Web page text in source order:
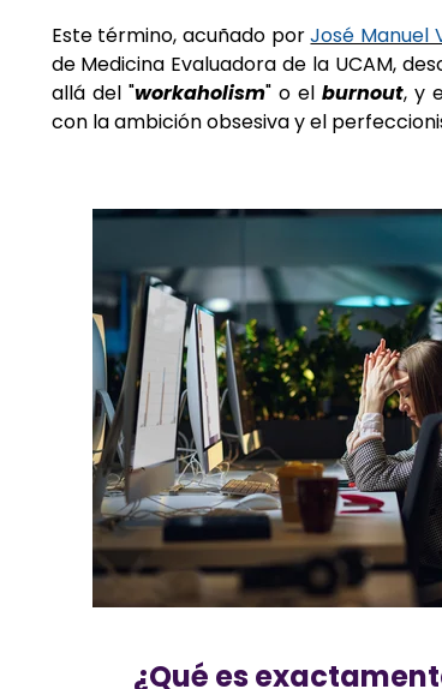
Este término, acuñado porJosé Manuel
de Medicina Evaluadora de la UCAM,
allá del "workaholism" o elburnout, y
con la ambición obsesiva y el
¿Qué es